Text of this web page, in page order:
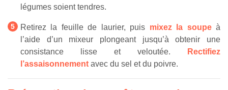
légumes soient tendres.
Retirez la feuille de laurier, puis mixez la soupeà
l’aide d’un mixeur plongeant jusqu’à obtenir une
consistance lisse et veloutée.
Rectifiez
l’assaisonnement avec du sel et du poivre.